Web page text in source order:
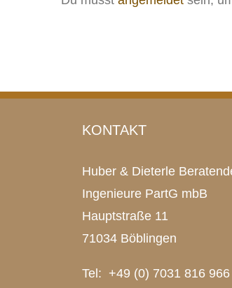
KONTAKT
Huber & Dieterle
Ingenieure PartG mbB
Hauptstraße 11
71034 Böblingen
Tel: +49 (0) 7031 816 966